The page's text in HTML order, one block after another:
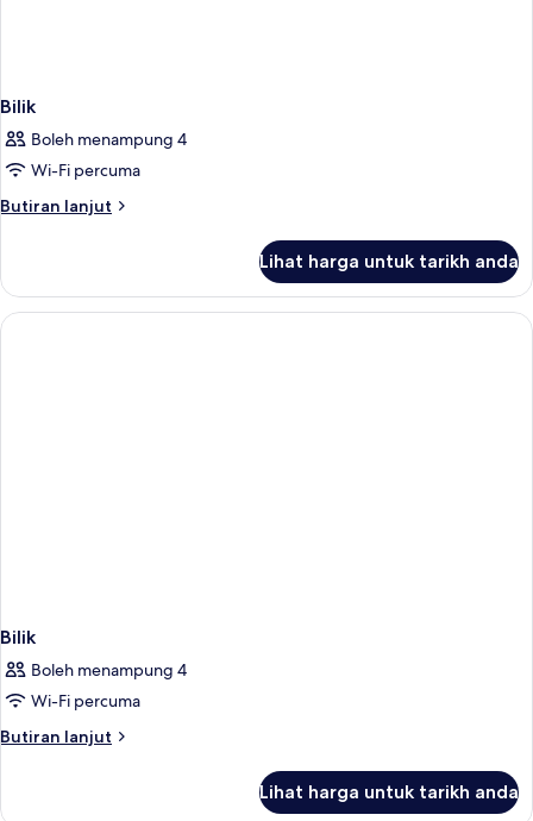
Bilik
Boleh menampung 4
Wi-Fi percuma
Butiran lanjut
Butiran
Lihat harga untuk tarikh anda
Bilik
Boleh menampung 4
Wi-Fi percuma
Butiran lanjut
Butiran
Lihat harga untuk tarikh anda